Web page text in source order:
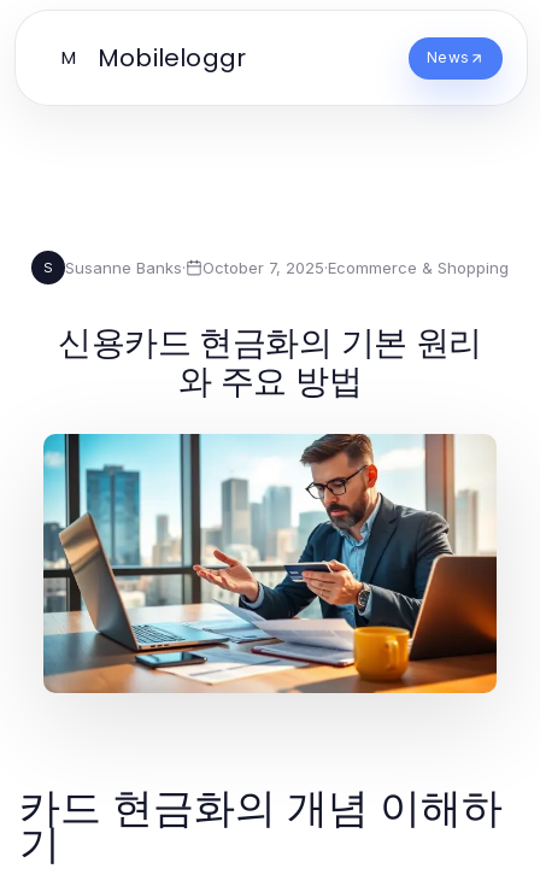
M Mobileloggr News
S Susanne Banks· October 7, 2025·Ecommerce & Shopping
신용카드 현금화의 기본 원리
와 주요 방법
카드 현금화의 개념 이해하
기